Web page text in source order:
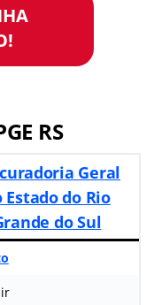
RS
Geral
Estado do Rio
do Sul